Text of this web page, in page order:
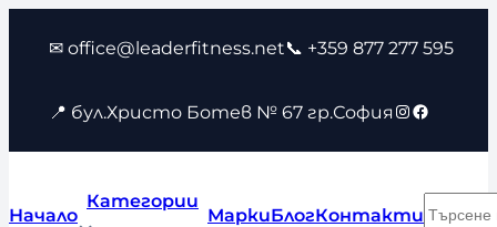
съдържанието
✉ office@leaderfitness.net📞 +359 877 277 595
📍 бул.Христо Ботев № 67 гр.София Instagram
Facebook
Начало
Категории
МаркиБлогКонтакти